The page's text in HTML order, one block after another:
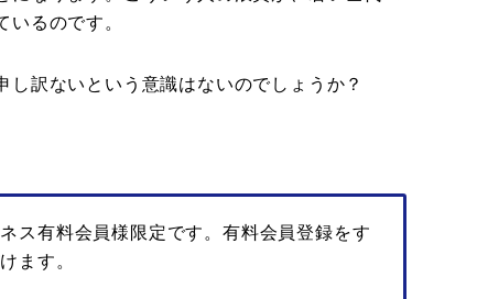
いるのです。
し訳ないという意識はないのでしょうか？
ス有料会員様限定です。有料会員登録をす
ます。